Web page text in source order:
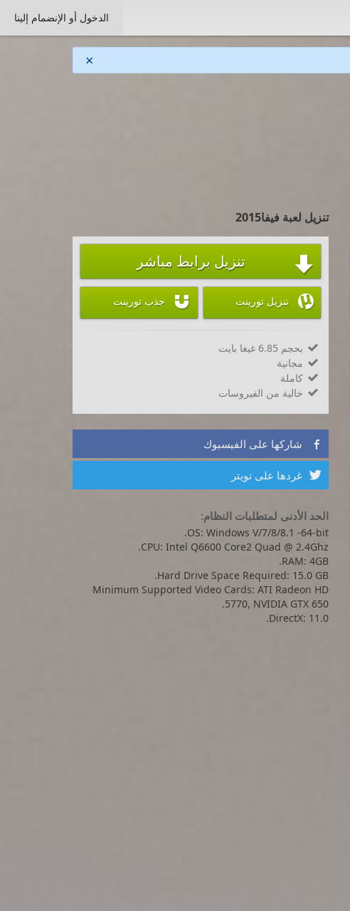
الدخول أو الإنضمام إلينا
×
تنزيل لعبة فيفا2015
 تنزيل برابط مباشر
 تنزيل تورينت  جذب تورينت
 بحجم 6.85 غيغا بايت
 مجانية
 كاملة
 خالية من الفيروسات
 شاركها على الفيسبوك
 غردها على تويتر
الحد الأدنى لمتطلبات النظام:
OS: Windows V/7/8/8.1 -64-bit.
CPU: Intel Q6600 Core2 Quad @ 2.4Ghz.
RAM: 4GB.
Hard Drive Space Required: 15.0 GB.
Minimum Supported Video Cards: ATI Radeon HD
5770, NVIDIA GTX 650.
DirectX: 11.0.